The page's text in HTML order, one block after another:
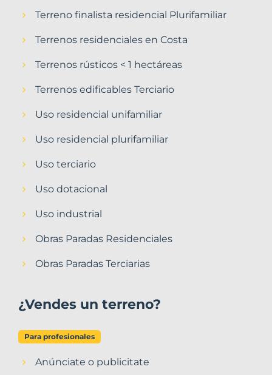
Terreno finalista residencial Plurifamiliar
Terrenos residenciales en Costa
Terrenos rústicos < 1 hectáreas
Terrenos edificables Terciario
Uso residencial unifamiliar
Uso residencial plurifamiliar
Uso terciario
Uso dotacional
Uso industrial
Obras Paradas Residenciales
Obras Paradas Terciarias
¿Vendes un terreno?
Para profesionales
Anúnciate o publicitate